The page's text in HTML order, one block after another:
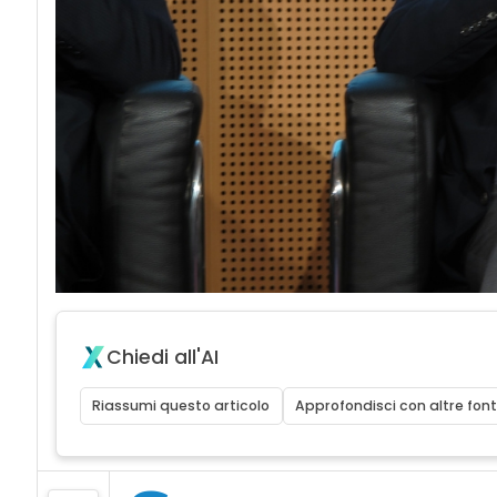
Chiedi all'AI
Riassumi questo articolo Approfondisci con altre